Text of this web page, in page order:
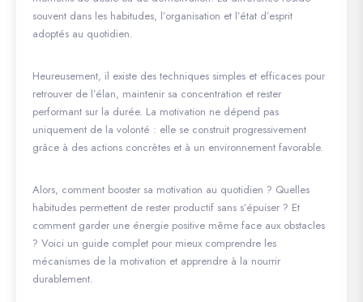
souvent dans les habitudes, l’organisation et l’état d’esprit
adoptés au quotidien.
Heureusement, il existe des techniques simples et efficaces pour
retrouver de l’élan, maintenir sa concentration et rester
performant sur la durée. La motivation ne dépend pas
uniquement de la volonté : elle se construit progressivement
grâce à des actions concrètes et à un environnement favorable.
Alors, comment booster sa motivation au quotidien ? Quelles
habitudes permettent de rester productif sans s’épuiser ? Et
comment garder une énergie positive même face aux obstacles
? Voici un guide complet pour mieux comprendre les
mécanismes de la motivation et apprendre à la nourrir
durablement.